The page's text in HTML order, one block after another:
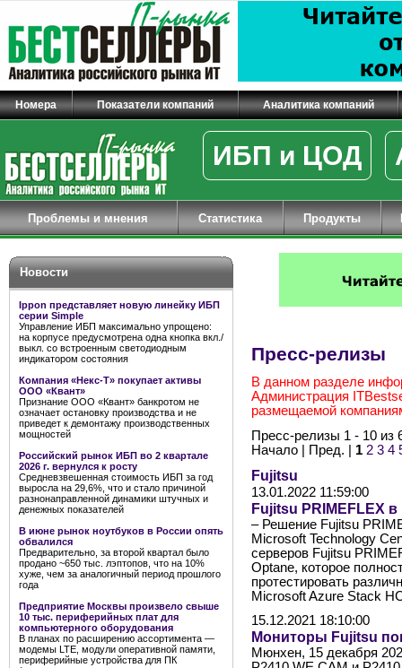
Номера Показатели компаний Аналитика компаний
ИБП и ЦОД
Проблемы и мнения Статистика Продукты
Новости
Ippon представляет новую линейку ИБП
серии Simple
Управление ИБП максимально упрощено:
на корпусе предусмотрена одна кнопка вкл./
выкл. со встроенным светодиодным
индикатором состояния
Компания «Некс-Т» покупает активы
ООО «Квант»
Признание ООО «Квант» банкротом не
означает остановку производства и не
приведет к демонтажу производственных
мощностей
Российский рынок ИБП во 2 квартале
2026 г. вернулся к росту
Средневзвешенная стоимость ИБП за год
выросла на 29,6%, что и стало причиной
разнонаправленной динамики штучных и
денежных показателей
В июне рынок ноутбуков в России опять
обвалился
Предварительно, за второй квартал было
продано ~650 тыс. лэптопов, что на 10%
хуже, чем за аналогичный период прошлого
года
Предприятие Москвы произвело свыше
10 тыс. периферийных плат для
компьютерного оборудования
В планах по расширению ассортимента —
модемы LTE, модули оперативной памяти,
периферийные устройства для ПК
Пресс-релизы
В данном разделе
Администрация
размещаемой
Пресс-релизы 1 - 10 из
Начало | Пред. | 1 2 3 4
Fujitsu
13.01.2022 11:59:00
Fujitsu PRIMEFLEX
– Решение Fujitsu
Microsoft Technology
серверов Fujitsu
Optane, которое
протестировать
Microsoft Azure Stack
15.12.2021 18:10:00
Мониторы Fujitsu
Мюнхен, 15 декабря